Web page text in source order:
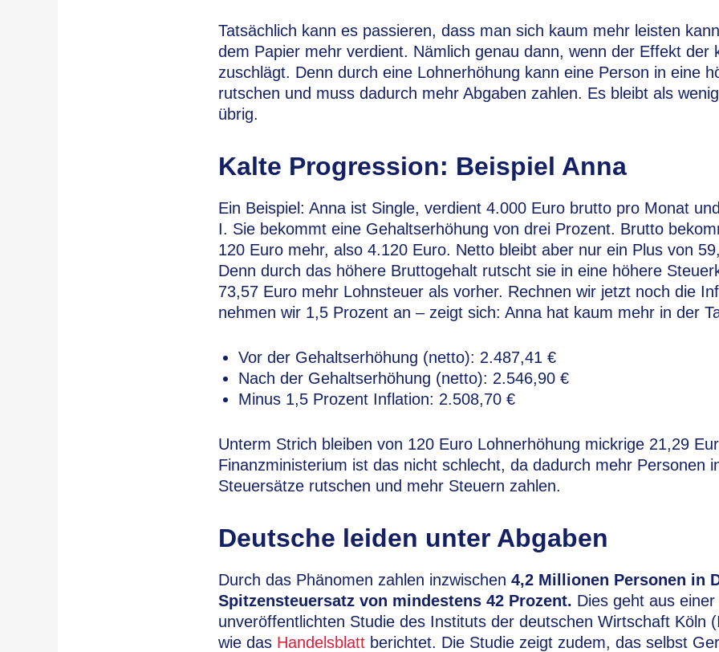
Tatsächlich kann es passieren, dass man sich kaum mehr leisten
dem Papier mehr verdient. Nämlich genau dann, wenn der Effekt der
zuschlägt. Denn durch eine Lohnerhöhung kann eine Person in eine
rutschen und muss dadurch mehr Abgaben zahlen. Es bleibt als
übrig.
Kalte Progression: Beispiel Anna
Ein Beispiel: Anna ist Single, verdient 4.000 Euro brutto pro Monat
I. Sie bekommt eine Gehaltserhöhung von drei Prozent. Brutto
120 Euro mehr, also 4.120 Euro. Netto bleibt aber nur ein Plus von
Denn durch das höhere Bruttogehalt rutscht sie in eine höhere
73,57 Euro mehr Lohnsteuer als vorher. Rechnen wir jetzt noch die
nehmen wir 1,5 Prozent an – zeigt sich: Anna hat kaum mehr in der
Vor der Gehaltserhöhung (netto): 2.487,41 €
Nach der Gehaltserhöhung (netto): 2.546,90 €
Minus 1,5 Prozent Inflation: 2.508,70 €
Unterm Strich bleiben von 120 Euro Lohnerhöhung mickrige 21,29
Finanzministerium ist das nicht schlecht, da dadurch mehr Personen
Steuersätze rutschen und mehr Steuern zahlen.
Deutsche leiden unter Abgaben
Durch das Phänomen zahlen inzwischen 4,2 Millionen Personen in
Spitzensteuersatz von mindestens 42 Prozent. Dies geht aus einer
unveröffentlichten Studie des Instituts der deutschen Wirtschaft Köln
wie das Handelsblatt berichtet. Die Studie zeigt zudem, das selbst